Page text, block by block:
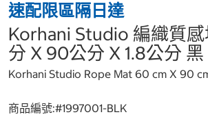
速配限區隔日達
Korhani Studio 編織質
分 X 90公分 X 1.8公分 黑
Korhani Studio Rope Mat 60 cm X 90
商品編號:#1997001-BLK